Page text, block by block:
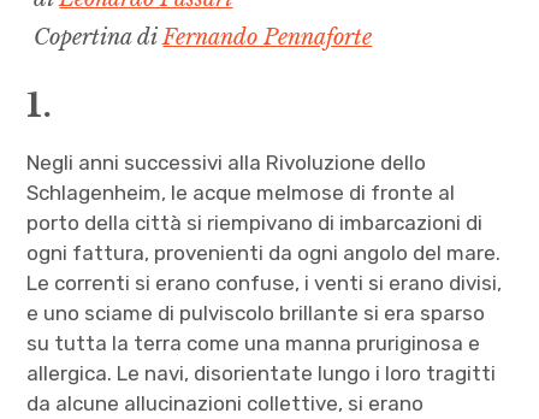
Copertina diFernando Pennaforte
1.
Negli anni successivi alla Rivoluzione dello
Schlagenheim, le acque melmose di fronte al
porto della città si riempivano di imbarcazioni di
ogni fattura, provenienti da ogni angolo del mare.
Le correnti si erano confuse, i venti si erano divisi,
e uno sciame di pulviscolo brillante si era sparso
su tutta la terra come una manna pruriginosa e
allergica. Le navi, disorientate lungo i loro tragitti
da alcune allucinazioni collettive, si erano